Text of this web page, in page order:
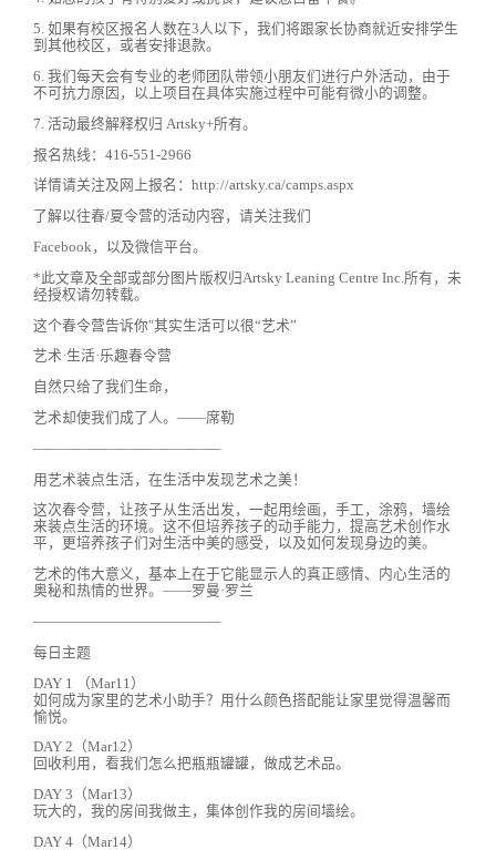
5. 如果有校区报名人数在3人以下，我们将跟家长协商就近安排学生
到其他校区，或者安排退款。
6. 我们每天会有专业的老师团队带领小朋友们进行户外活动，由于
不可抗力原因，以上项目在具体实施过程中可能有微小的调整。
7. 活动最终解释权归 Artsky+所有。
报名热线：416-551-2966
详情请关注及网上报名：http://artsky.ca/camps.aspx
了解以往春/夏令营的活动内容，请关注我们
Facebook，以及微信平台。
*此文章及全部或部分图片版权归Artsky Leaning Centre Inc.所有，未
经授权请勿转载。
这个春令营告诉你″其实生活可以很“艺术”
艺术·生活·乐趣春令营
自然只给了我们生命，
艺术却使我们成了人。——席勒
—————————————
用艺术装点生活，在生活中发现艺术之美！
这次春令营，让孩子从生活出发，一起用绘画，手工，涂鸦，墙绘
来装点生活的环境。这不但培养孩子的动手能力，提高艺术创作水
平，更培养孩子们对生活中美的感受，以及如何发现身边的美。
艺术的伟大意义，基本上在于它能显示人的真正感情、内心生活的
奥秘和热情的世界。——罗曼·罗兰
—————————————
每日主题
DAY 1 （Mar11）
如何成为家里的艺术小助手？用什么颜色搭配能让家里觉得温馨而
愉悦。
DAY 2（Mar12）
回收利用，看我们怎么把瓶瓶罐罐，做成艺术品。
DAY 3（Mar13）
玩大的，我的房间我做主，集体创作我的房间墙绘。
DAY 4（Mar14）